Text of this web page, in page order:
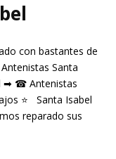
con bastantes de
Santa
➡ ☎ Antenistas
⭐ Santa Isabel
reparado sus